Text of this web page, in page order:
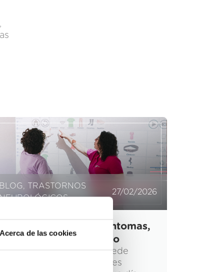
Acerca de las cookies
BLOG,
TRASTORNOS
27/02/2026
Aneurisma cerebral: síntomas,
detección y tratamiento
Un aneurisma cerebral puede
desarrollarse sin dar señales